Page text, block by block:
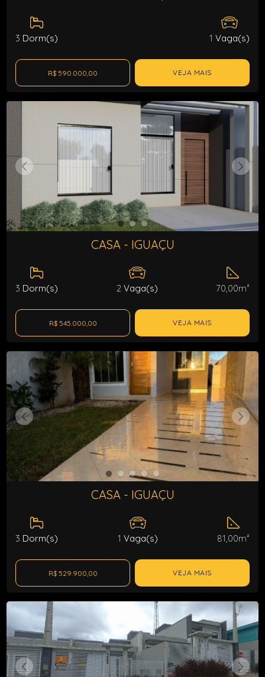
3 Dorm(s) 1 Vaga(s)
R$ 590.000,00 VEJA MAIS
CASA - IGUAÇU
3 Dorm(s) 2 Vaga(s) 70,00m²
R$ 545.000,00 VEJA MAIS
CASA - IGUAÇU
3 Dorm(s) 1 Vaga(s) 81,00m²
R$ 529.900,00 VEJA MAIS